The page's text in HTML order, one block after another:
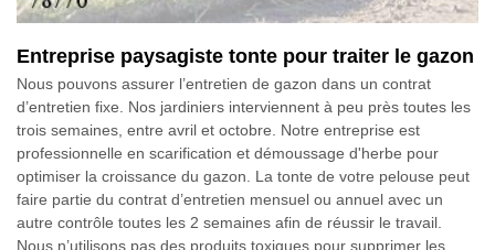
Entreprise paysagiste tonte pour traiter le gazon
Nous pouvons assurer l’entretien de gazon dans un contrat
d’entretien fixe. Nos jardiniers interviennent à peu près toutes les
trois semaines, entre avril et octobre. Notre entreprise est
professionnelle en scarification et démoussage d'herbe pour
optimiser la croissance du gazon. La tonte de votre pelouse peut
faire partie du contrat d’entretien mensuel ou annuel avec un
autre contrôle toutes les 2 semaines afin de réussir le travail.
Nous n’utilisons pas des produits toxiques pour supprimer les